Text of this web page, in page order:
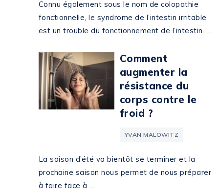
Connu également sous le nom de colopathie
fonctionnelle, le syndrome de l’intestin irritable
est un trouble du fonctionnement de l’intestin. …
Comment
augmenter la
résistance du
corps contre le
froid ?
YVAN MALOWITZ
La saison d’été va bientôt se terminer et la
prochaine saison nous permet de nous préparer
à faire face à …